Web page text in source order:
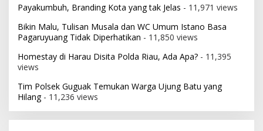
Payakumbuh, Branding Kota yang tak Jelas - 11,971 views
Bikin Malu, Tulisan Musala dan WC Umum Istano Basa
Pagaruyuang Tidak Diperhatikan - 11,850 views
Homestay di Harau Disita Polda Riau, Ada Apa? - 11,395
views
Tim Polsek Guguak Temukan Warga Ujung Batu yang
Hilang- 11,236 views